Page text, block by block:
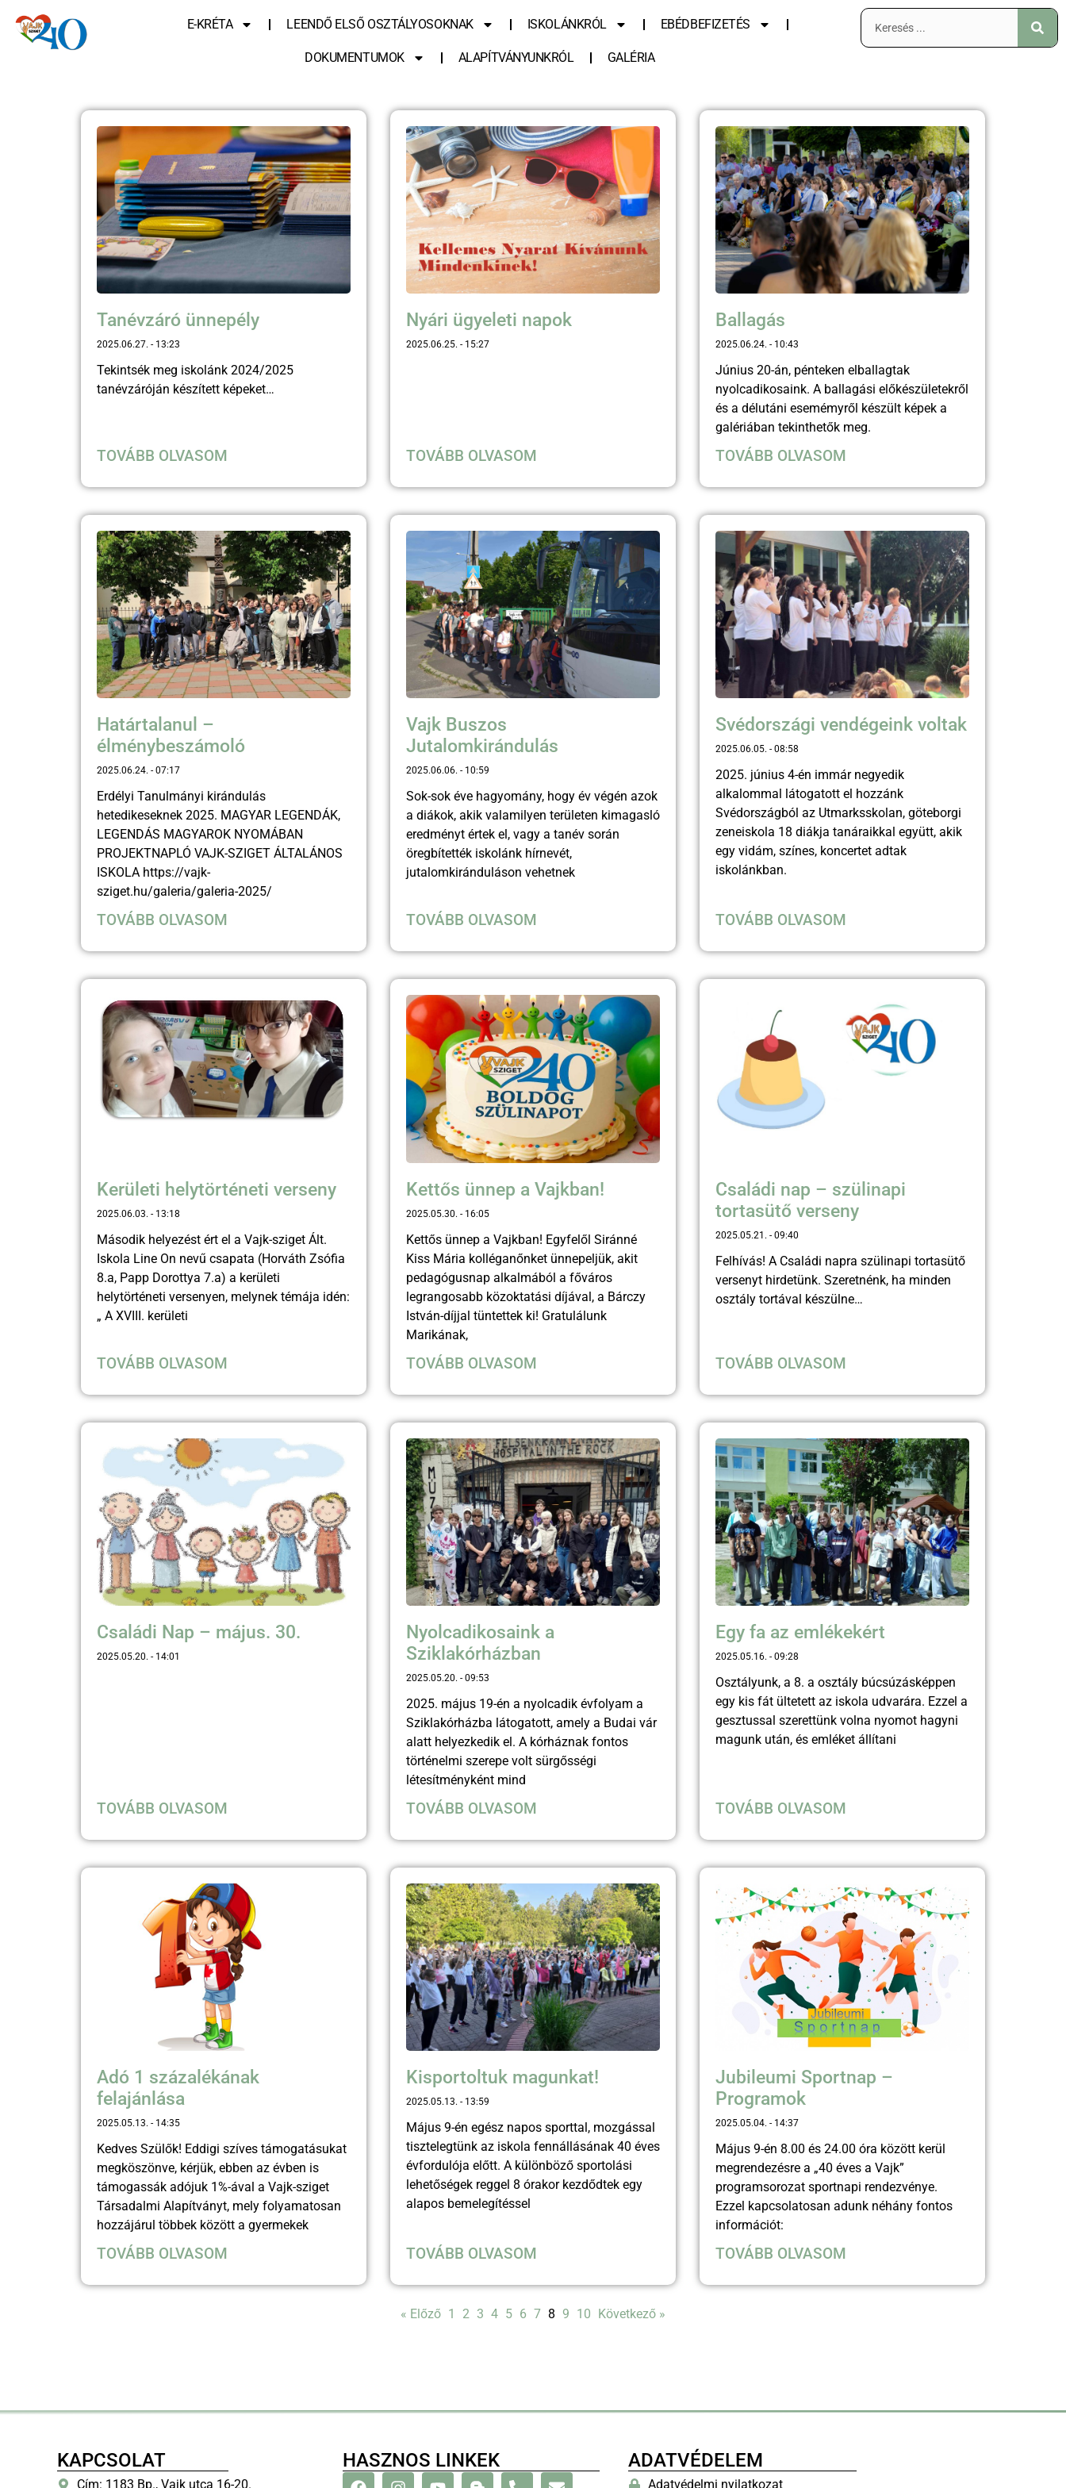
E-KRÉTA LEENDŐ ELSŐ OSZTÁLYOSOKNAK ISKOLÁNKRÓL EBÉDBEFIZETÉS
DOKUMENTUMOK ALAPÍTVÁNYUNKRÓL GALÉRIA
Tanévzáró ünnepély
2025.06.27. 13:23
Tekintsék meg iskolánk 2024/2025
tanévzáróján készített képeket…
TOVÁBB OLVASOM
Nyári ügyeleti napok
2025.06.25. 15:27
TOVÁBB OLVASOM
Ballagás
2025.06.24. 10:43
Június 20-án, pénteken elballagtak
nyolcadikosaink. A ballagási előkészületekről
és a délutáni esemémyről készült képek a
galériában tekinthetők meg.
TOVÁBB OLVASOM
Határtalanul –
élménybeszámoló
2025.06.24. 07:17
Erdélyi Tanulmányi kirándulás
hetedikeseknek 2025. MAGYAR LEGENDÁK,
LEGENDÁS MAGYAROK NYOMÁBAN
PROJEKTNAPLÓ VAJK-SZIGET ÁLTALÁNOS
ISKOLA https://vajk-
sziget.hu/galeria/galeria-2025/
TOVÁBB OLVASOM
Vajk Buszos
Jutalomkirándulás
2025.06.06. 10:59
Sok-sok éve hagyomány, hogy év végén azok
a diákok, akik valamilyen területen kimagasló
eredményt értek el, vagy a tanév során
öregbítették iskolánk hírnevét,
jutalomkiránduláson vehetnek
TOVÁBB OLVASOM
Svédországi vendégeink voltak
2025.06.05. 08:58
2025. június 4-én immár negyedik
alkalommal látogatott el hozzánk
Svédországból az Utmarksskolan, göteborgi
zeneiskola 18 diákja tanáraikkal együtt, akik
egy vidám, színes, koncertet adtak
iskolánkban.
TOVÁBB OLVASOM
Kerületi helytörténeti verseny
2025.06.03. 13:18
Második helyezést ért el a Vajk-sziget Ált.
Iskola Line On nevű csapata (Horváth Zsófia
8.a, Papp Dorottya 7.a) a kerületi
helytörténeti versenyen, melynek témája idén:
„ A XVIII. kerületi
TOVÁBB OLVASOM
Kettős ünnep a Vajkban!
2025.05.30. 16:05
Kettős ünnep a Vajkban! Egyfelől Siránné
Kiss Mária kolléganőnket ünnepeljük, akit
pedagógusnap alkalmából a főváros
legrangosabb közoktatási díjával, a Bárczy
István-díjjal tüntettek ki! Gratulálunk
Marikának,
TOVÁBB OLVASOM
Családi nap – szülinapi
tortasütő verseny
2025.05.21. 09:40
Felhívás! A Családi napra szülinapi tortasütő
versenyt hirdetünk. Szeretnénk, ha minden
osztály tortával készülne…
TOVÁBB OLVASOM
Családi Nap – május. 30.
2025.05.20. 14:01
TOVÁBB OLVASOM
Nyolcadikosaink a
Sziklakórházban
2025.05.20. 09:53
2025. május 19-én a nyolcadik évfolyam a
Sziklakórházba látogatott, amely a Budai vár
alatt helyezkedik el. A kórháznak fontos
történelmi szerepe volt sürgősségi
létesítményként mind
TOVÁBB OLVASOM
Egy fa az emlékekért
2025.05.16. 09:28
Osztályunk, a 8. a osztály búcsúzásképpen
egy kis fát ültetett az iskola udvarára. Ezzel a
gesztussal szerettünk volna nyomot hagyni
magunk után, és emléket állítani
TOVÁBB OLVASOM
Adó 1 százalékának
felajánlása
2025.05.13. 14:35
Kedves Szülők! Eddigi szíves támogatásukat
megköszönve, kérjük, ebben az évben is
támogassák adójuk 1%-ával a Vajk-sziget
Társadalmi Alapítványt, mely folyamatosan
hozzájárul többek között a gyermekek
TOVÁBB OLVASOM
Kisportoltuk magunkat!
2025.05.13. 13:59
Május 9-én egész napos sporttal, mozgással
tisztelegtünk az iskola fennállásának 40 éves
évfordulója előtt. A különböző sportolási
lehetőségek reggel 8 órakor kezdődtek egy
alapos bemelegítéssel
TOVÁBB OLVASOM
Jubileumi Sportnap –
Programok
2025.05.04. 14:37
Május 9-én 8.00 és 24.00 óra között kerül
megrendezésre a „40 éves a Vajk”
programsorozat sportnapi rendezvénye.
Ezzel kapcsolatosan adunk néhány fontos
információt:
TOVÁBB OLVASOM
« Előző 1 2 3 4 5 6 7 8 9 10 Következő »
KAPCSOLAT
Cím: 1183 Bp., Vajk utca 16-20.
HASZNOS LINKEK ADATVÉDELEM
Adatvédelmi nyilatkozat